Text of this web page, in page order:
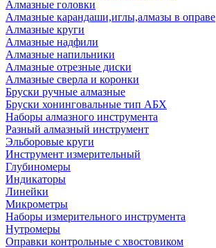
Алмазные головки
Алмазные карандаши,иглы,алмазы в оправе
Алмазные круги
Алмазные надфили
Алмазные напильники
Алмазные отрезные диски
Алмазные сверла и коронки
Бруски ручные алмазные
Бруски хонинговальные тип АБХ
Наборы алмазного инструмента
Разный алмазный инструмент
Эльборовые круги
Инструмент измерительный
Глубиномеры
Индикаторы
Линейки
Микрометры
Наборы измерительного инструмента
Нутромеры
Оправки контрольные с хвостовиком